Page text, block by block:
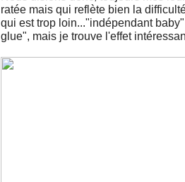
ratée mais qui reflète bien la
qui est trop loin..."indépendant
glue", mais je trouve l'effet